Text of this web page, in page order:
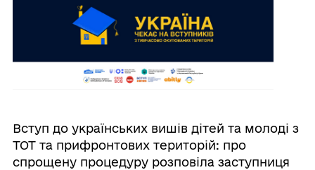
Вступ до українських вишів дітей та молоді з
ТОТ та прифронтових територій: про
спрощену процедуру розповіла заступниця